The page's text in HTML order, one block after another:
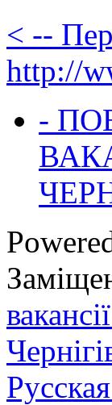
< --
http://
-